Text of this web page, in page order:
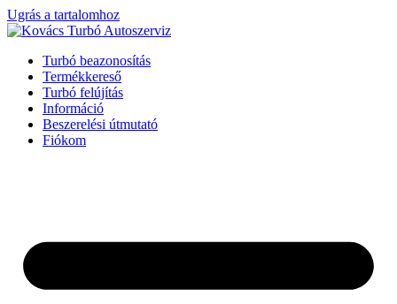
Ugrás a tartalomhoz
Turbó beazonosítás
Termékkereső
Turbó felújítás
Információ
Beszerelési útmutató
Fiókom